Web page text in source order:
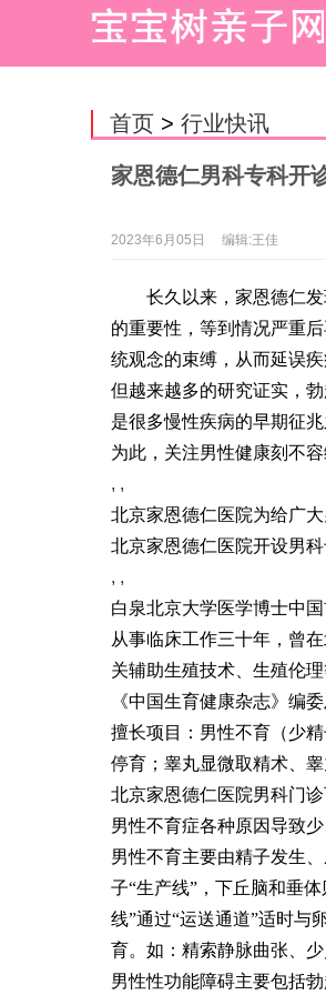
首页 > 行业快讯
家恩德仁男科专科开
2023年6月05日 编辑:王佳
长久以来，家恩德仁
的重要性，等到情况严重
统观念的束缚，从而延误疾
但越来越多的研究证实，
是很多慢性疾病的早期征兆
为此，关注男性健康刻不容
, ,
北京家恩德仁医院为给广
北京家恩德仁医院开设男
, ,
白泉北京大学医学博士中
从事临床工作三十年，曾
关辅助生殖技术、生殖伦
《中国生育健康杂志》编
擅长项目：男性不育（少
停育；睾丸显微取精术、
北京家恩德仁医院男科门
男性不育症各种原因导致
男性不育主要由精子发生
子“生产线”，下丘脑和垂
线”通过“运送通道”适时与
育。如：精索静脉曲张、少
男性性功能障碍主要包括